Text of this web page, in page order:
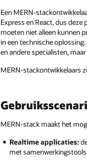
Een MERN-
Express en React, dus
moeten niet alleen kunnen
in een technische
en andere specialisten,
MERN-stackontwikkelaars
MERN-stack maakt het
Realtime applicaties:
met